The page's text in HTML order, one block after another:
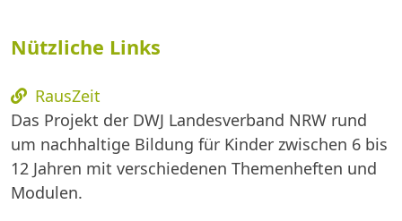
Nützliche Links
RausZeit
Das Projekt der DWJ Landesverband NRW rund
um nachhaltige Bildung für Kinder zwischen 6 bis
12 Jahren mit verschiedenen Themenheften und
Modulen.